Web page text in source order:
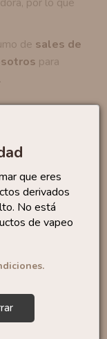
que eres
derivados
No está
de vapeo
de sales de
para
6,50 €